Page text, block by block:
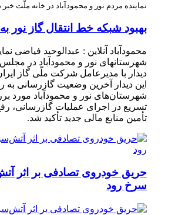
نماینده مردم نور و محمودآباد در خانه ملّت خبر
بهبود شبکه خط انتقال گاز نور
محمودآباد آنلاین : عبدالوحید فیاضی
شهرستانهای نور و محمودآباد در
دیدار با مدیرعامل شرکت ملّی گاز
این دیدار آخرین وضعیت گازرسانی به
شهرستان‌های نور و محمودآباد مورد
تسریع در اجرای عملیات گازرسانی،
تأمین منابع مالی جدید تأکید شد.
حریق خودروی تصادفی بر اثر
سرخ رود